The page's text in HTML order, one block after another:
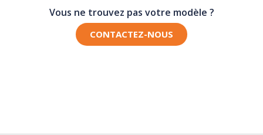
Vous ne trouvez pas votre modèle ?
CONTACTEZ-NOUS